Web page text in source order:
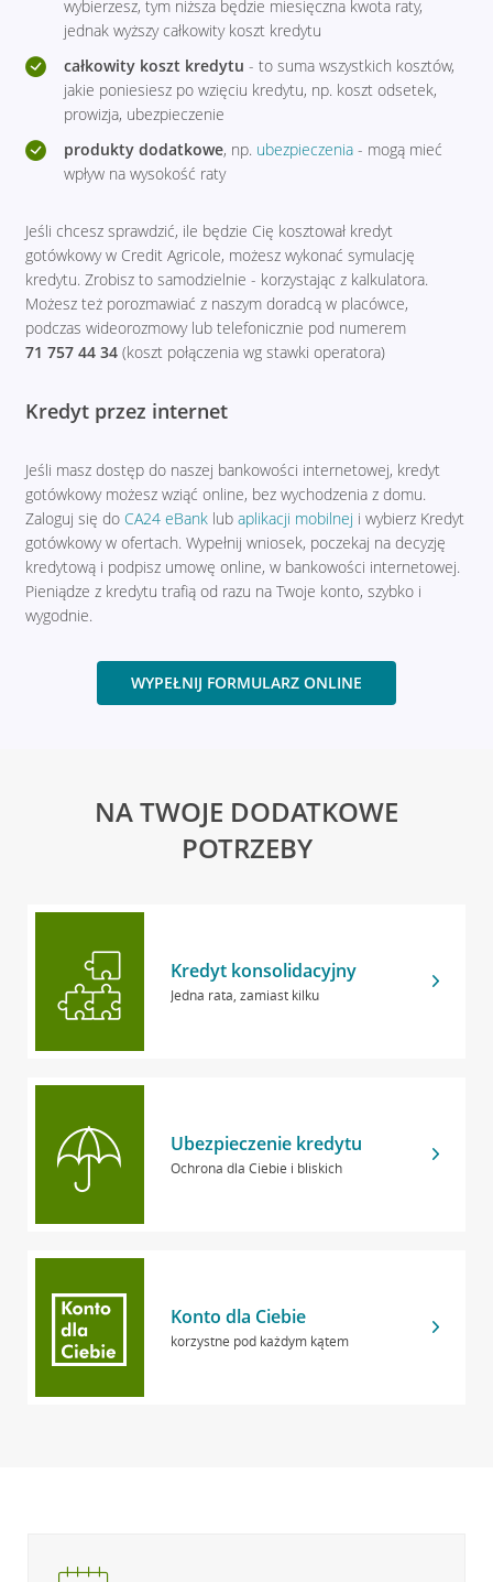
wybierzesz, tym niższa będzie miesięczna kwota raty,
jednak wyższy całkowity koszt kredytu
całkowity koszt kredytu - to suma wszystkich kosztów,
jakie poniesiesz po wzięciu kredytu, np. koszt odsetek,
prowizja, ubezpieczenie
produkty dodatkowe, np. ubezpieczenia- mogą mieć
wpływ na wysokość raty
Jeśli chcesz sprawdzić, ile będzie Cię kosztował kredyt
gotówkowy w Credit Agricole, możesz wykonać symulację
kredytu. Zrobisz to samodzielnie - korzystając z kalkulatora.
Możesz też porozmawiać z naszym doradcą w placówce,
podczas wideorozmowy lub telefonicznie pod numerem
71 757 44 34(koszt połączenia wg stawki operatora)
Kredyt przez internet
Jeśli masz dostęp do naszej bankowości internetowej, kredyt
gotówkowy możesz wziąć online, bez wychodzenia z domu.
Zaloguj się do CA24 eBanklub aplikacji mobilnej i wybierz Kredyt
gotówkowy w ofertach. Wypełnij wniosek, poczekaj na decyzję
kredytową i podpisz umowę online, w bankowości internetowej.
Pieniądze z kredytu trafią od razu na Twoje konto, szybko i
wygodnie.
WYPEŁNIJ FORMULARZ ONLINE
NA TWOJE DODATKOWE
POTRZEBY
Kredyt konsolidacyjny
Jedna rata, zamiast kilku
Ubezpieczenie kredytu
Ochrona dla Ciebie i bliskich
Konto dla Ciebie
korzystne pod każdym kątem